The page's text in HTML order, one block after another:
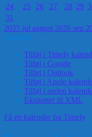
24
25 26 27 28 29
31
2025 jul august 2026 sep
Abonner
Tilføj i Timely
Tilføj i Google
Tilføj i Outlook
Tilføj i Apple
Tilføj i anden
Eksporter til XML
Få en kalender fra Timely